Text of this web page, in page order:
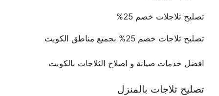
تصليح ثلاجلات خصم 25%
تصليح ثلاجات خصم 25% بجميع مناطق الكويت
افضل خدمات صيانة و اصلاح الثلاجات بالكويت
تصليح ثلاجات بالمنزل